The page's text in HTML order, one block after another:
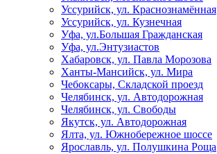
Уссурийск, ул. Краснознамённая
Уссурийск, ул. Кузнечная
Уфа, ул.Большая Гражданская
Уфа, ул.Энтузиастов
Хабаровск, ул. Павла Морозова
Ханты-Мансийск, ул. Мира
Чебоксары, Складской проезд
Челябинск, ул. Автодорожная
Челябинск, ул. Свободы
Якутск, ул. Автодорожная
Ялта, ул. Южнобережное шоссе
Ярославль, ул. Полушкина Роща